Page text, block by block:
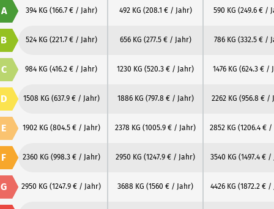
A 394 KG (166.7 € / Jahr) 492 KG (208.1 € / Jahr) 590 KG (249.6 € /
B 524 KG (221.7 € / Jahr) 656 KG (277.5 € / Jahr) 786 KG (332.5 € /
C 984 KG (416.2 € / Jahr) 1230 KG (520.3 € / Jahr) 1476 KG (624.3 € /
D 1508 KG (637.9 € / Jahr) 1886 KG (797.8 € / Jahr) 2262 KG (956.8 € /
E 1902 KG (804.5 € / Jahr) 2378 KG (1005.9 € / Jahr) 2852 KG (1206.4 € /
F 2360 KG (998.3 € / Jahr) 2950 KG (1247.9 € / Jahr) 3540 KG (1497.4 € /
G 2950 KG (1247.9 € / Jahr) 3688 KG (1560 € / Jahr) 4426 KG (1872.2 € /